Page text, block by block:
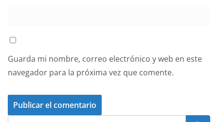
Guarda mi nombre, correo electrónico y web en este
navegador para la próxima vez que comente.